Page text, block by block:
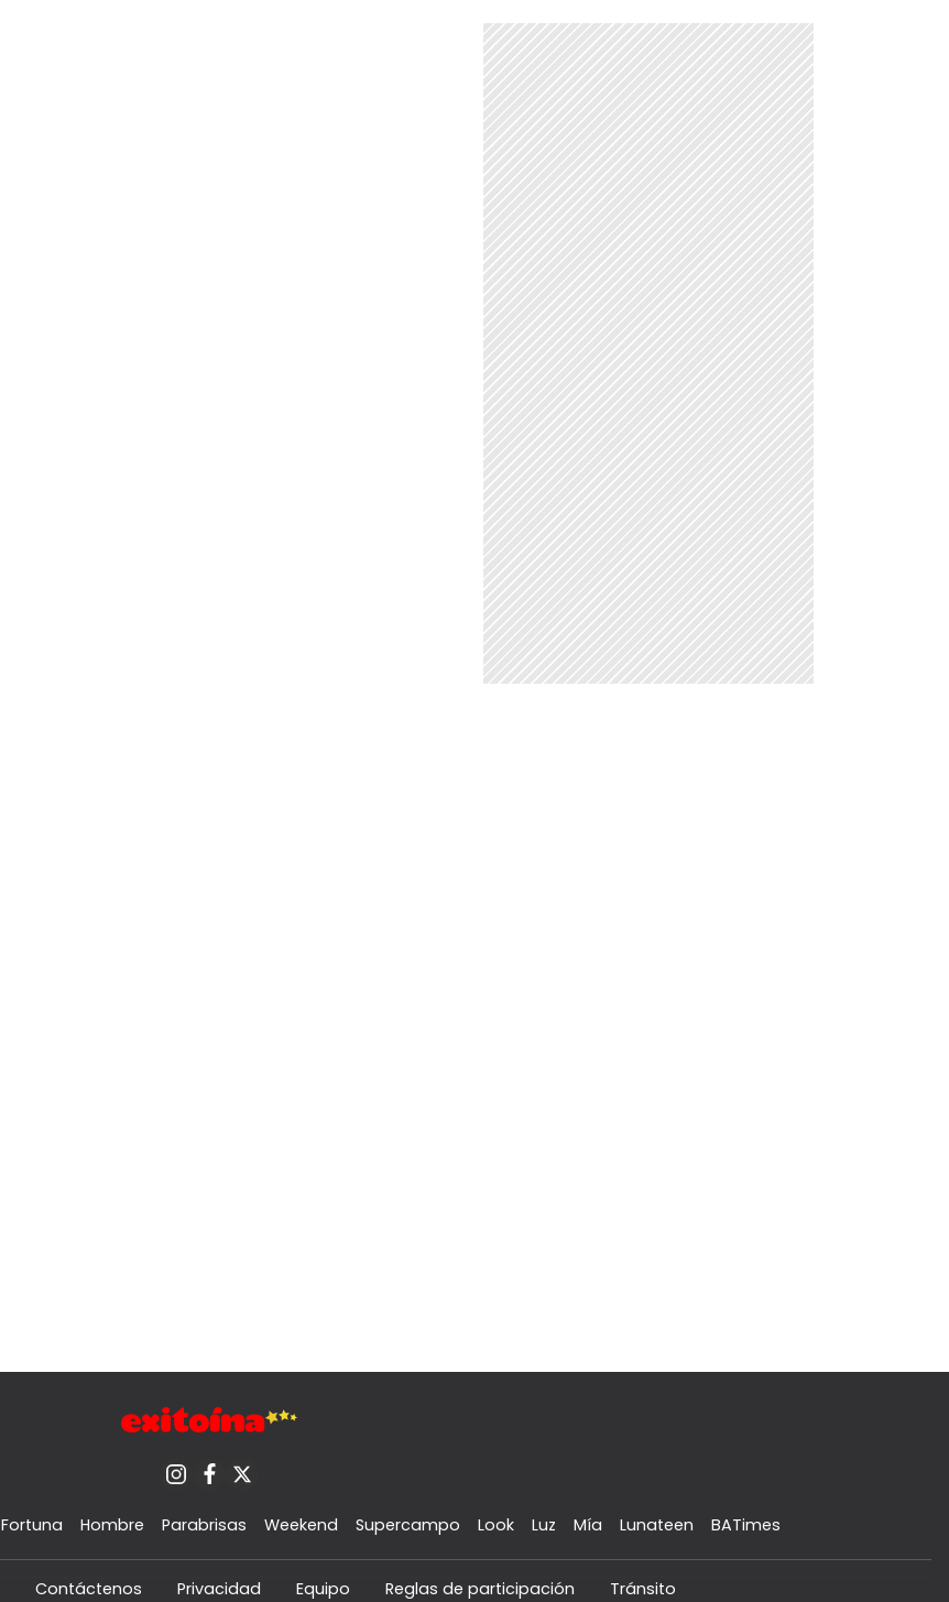
Fortuna Hombre Parabrisas Weekend Supercampo Look Luz Mía Lunateen BATimes
Contáctenos Privacidad Equipo Reglas de participación Tránsito